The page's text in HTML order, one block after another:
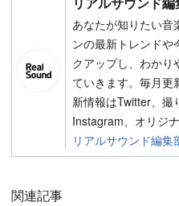
あなたが知りたい音
ンの最新トレンドや
クアップし、わかり
ていきます。毎月更
新情報はTwitter、撮
Instagram、オリジ
リアルサウンド編集
関連記事